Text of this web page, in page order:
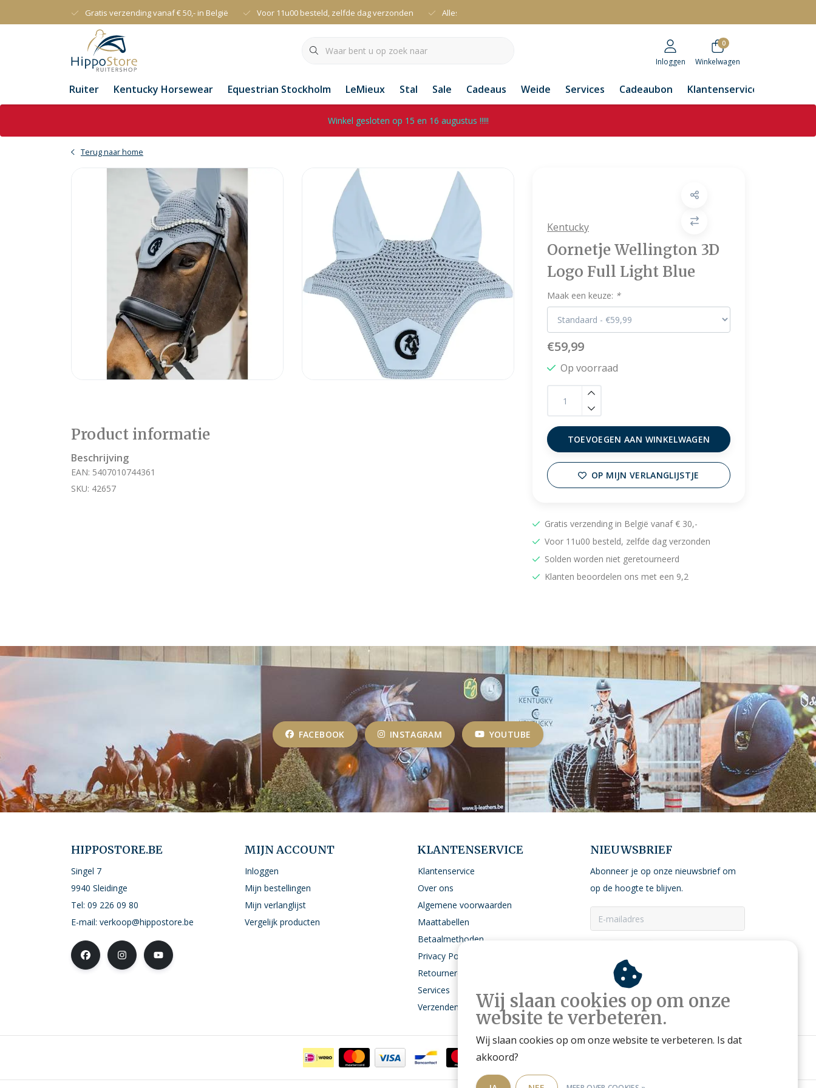
Gratis verzending vanaf € 50,- in België Voor 11u00 besteld, zelfde dag verzonden Alles uit voorraad leverbaar
Inloggen
0
Winkelwagen
Ruiter Kentucky Horsewear Equestrian Stockholm LeMieux Stal Sale Cadeaus Weide Services Cadeaubon Klantenservice
Winkel gesloten op 15 en 16 augustus !!!!!
Terug naar home
Kentucky
Oornetje Wellington 3D
Logo Full Light Blue
Maak een keuze: *
€59,99
Op voorraad
TOEVOEGEN AAN WINKELWAGEN
OP MIJN VERLANGLIJSTJE
Gratis verzending in België vanaf € 30,-
Voor 11u00 besteld, zelfde dag verzonden
Solden worden niet geretourneerd
Klanten beoordelen ons met een 9,2
Product informatie
Beschrijving
EAN: 5407010744361
SKU: 42657
FACEBOOK INSTAGRAM YOUTUBE
HIPPOSTORE.BE
Singel 7
9940 Sleidinge
Tel: 09 226 09 80
E-mail: verkoop@hippostore.be
MIJN ACCOUNT
Inloggen
Mijn bestellingen
Mijn verlanglijst
Vergelijk producten
KLANTENSERVICE
Klantenservice
Over ons
Algemene voorwaarden
Maattabellen
Betaalmethoden
Privacy Policy
Retourneren
Services
Verzenden
NIEUWSBRIEF
Abonneer je op onze nieuwsbrief om
op de hoogte te blijven.
Wij slaan cookies op om onze
website te verbeteren.
Wij slaan cookies op om onze website te verbeteren. Is dat
akkoord?